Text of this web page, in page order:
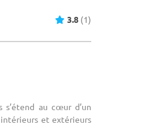
3.8 (1)
s’étend au cœur d’un
intérieurs et extérieurs